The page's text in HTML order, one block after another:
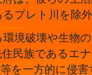
プレト川を除
境破壊や生物
民族であるエ
を一方的に侵